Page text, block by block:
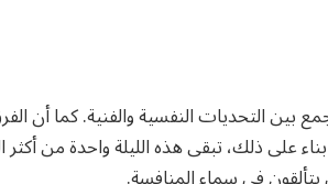
بين التحديات النفسية والفنية. كما أن
على ذلك، تبقى هذه الليلة واحدة من أكثر